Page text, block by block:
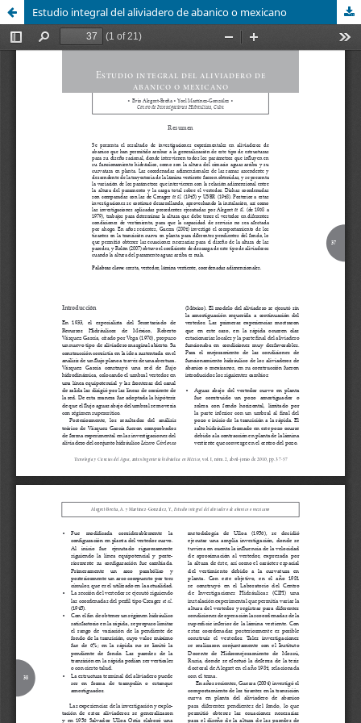
Estudio integral del aliviadero de abanico o mexicano